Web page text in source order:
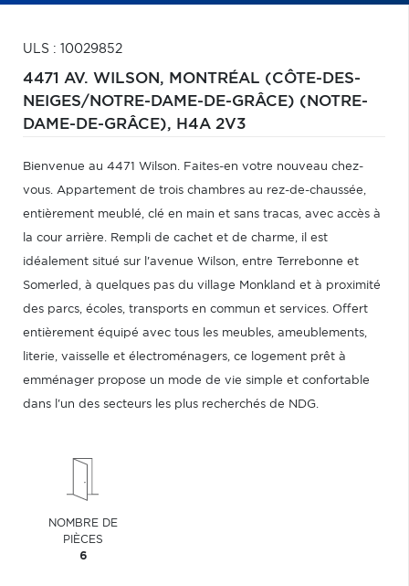
ULS : 10029852
4471 AV. WILSON, MONTRÉAL (CÔTE-DES-
NEIGES/NOTRE-DAME-DE-GRÂCE) (NOTRE-
DAME-DE-GRÂCE), H4A 2V3
Bienvenue au 4471 Wilson. Faites-en votre nouveau chez-
vous. Appartement de trois chambres au rez-de-chaussée,
entièrement meublé, clé en main et sans tracas, avec accès à
la cour arrière. Rempli de cachet et de charme, il est
idéalement situé sur l'avenue Wilson, entre Terrebonne et
Somerled, à quelques pas du village Monkland et à proximité
des parcs, écoles, transports en commun et services. Offert
entièrement équipé avec tous les meubles, ameublements,
literie, vaisselle et électroménagers, ce logement prêt à
emménager propose un mode de vie simple et confortable
dans l'un des secteurs les plus recherchés de NDG.
NOMBRE DE
PIÈCES
6